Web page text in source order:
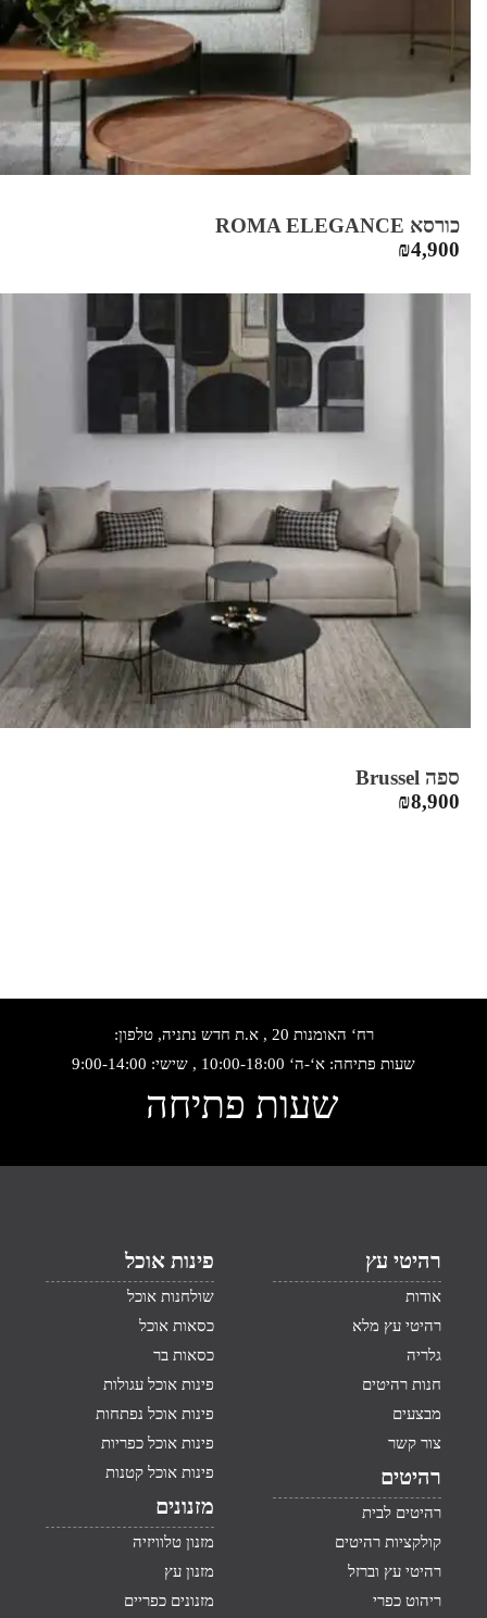
כורסא ROMA ELEGANCE
₪4,900
ספה Brussel
₪8,900
רח‘ האומנות 20 , א.ת חדש נתניה, טלפון:
שעות פתיחה: א‘-ה‘ 10:00-18:00 , שישי: 9:00-14:00
שעות פתיחה
רהיטי עץ
אודות
רהיטי עץ מלא
גלריה
חנות רהיטים
מבצעים
צור קשר
רהיטים
רהיטים לבית
קולקציות רהיטים
רהיטי עץ וברזל
ריהוט כפרי
פינות אוכל
שולחנות אוכל
כסאות אוכל
כסאות בר
פינות אוכל עגולות
פינות אוכל נפתחות
פינות אוכל כפריות
פינות אוכל קטנות
מזנונים
מזנון טלוויזיה
מזנון עץ
מזנונים כפריים